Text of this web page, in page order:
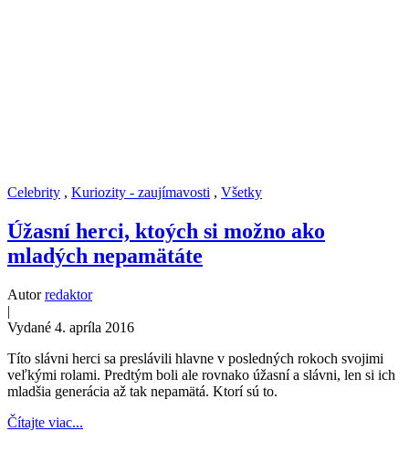
Celebrity , Kuriozity - zaujímavosti , Všetky
Úžasní herci, ktoých si možno ako
mladých nepamätáte
Autorredaktor
|
Vydané 4. apríla 2016
Títo slávni herci sa preslávili hlavne v posledných rokoch svojimi
veľkými rolami. Predtým boli ale rovnako úžasní a slávni, len si ich
mladšia generácia až tak nepamätá. Ktorí sú to.
Čítajte viac...